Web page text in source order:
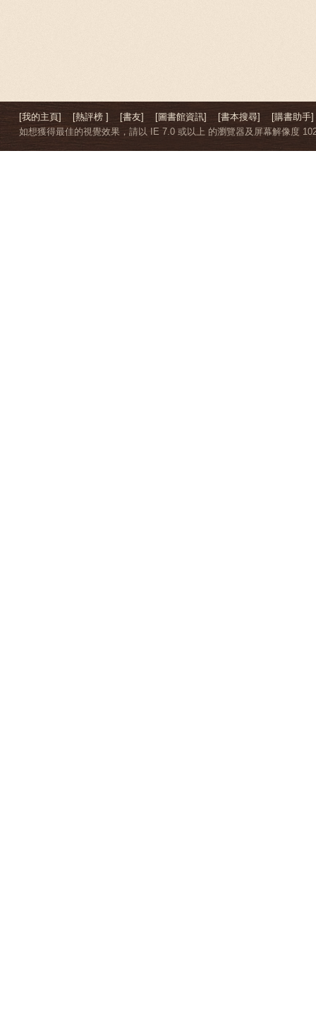
[我的主頁] [熱評榜 ] [書友] [圖書館資訊] [書本搜尋]
[購書助手]
如想獲得最佳的視覺效果，請以 IE 7.0 或以上 的瀏覽器及屏幕解像度